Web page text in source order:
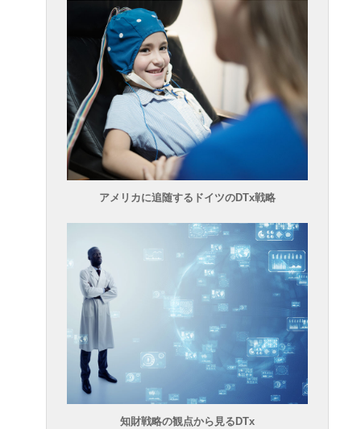
アメリカに追随するドイツのDTx戦略
知財戦略の観点から見るDTx